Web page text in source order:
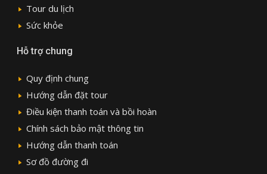
Tour du lịch
Sức khỏe
Hỗ trợ chung
Quy định chung
Hướng dẫn đặt tour
Điều kiện thanh toán và bồi hoàn
Chính sách bảo mật thông tin
Hướng dẫn thanh toán
Sơ đồ đường đi